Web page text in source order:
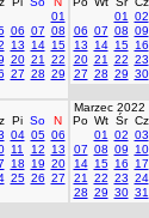
01
06 07 08
13 14 15
20 21
22
27 28 29
01
02
06 07 08 09
13
14 15 16
20 21 22 23
27 28 29 30
Pi So
N
04 05 06
11 12
13
18 19 20
25 26 27
Marzec 2022
Po Wt Śr Cz
01
02 03
07 08 09 10
14 15 16 17
21
22 23 24
28 29 30 31